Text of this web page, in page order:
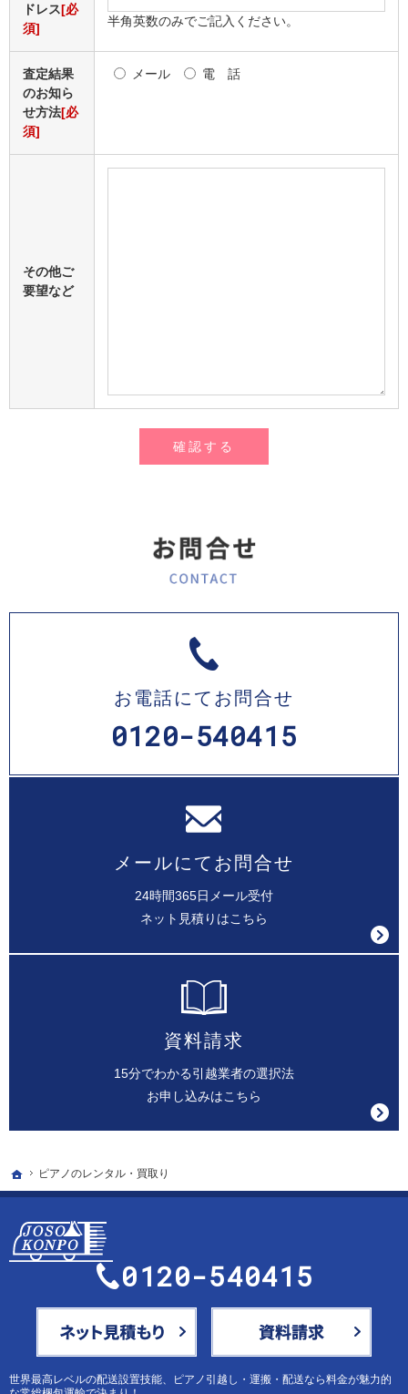
ドレス[必
須]
半角英数のみでご記入ください。
査定結果
のお知ら
せ方法[必
須]
メール 電 話
その他ご
要望など
お電話にてお問合せ
0120-540415
メールにてお問合せ
24時間365日メール受付
ネット見積りはこちら
資料請求
15分でわかる引越業者の選択法
お申し込みはこちら
ホーム
ピアノのレンタル・買取り
0120-540415
メールにてお問合せ
世界最高レベルの配送設置技能、
ピアノ引越し・運搬・配送なら料金が魅力的